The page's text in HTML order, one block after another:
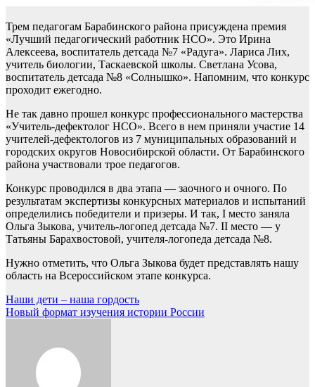
Трем педагогам Барабинского района присуждена премия
«Лучший педагогический работник НСО». Это Ирина
Алексеева, воспитатель детсада №7 «Радуга». Лариса Лих,
учитель биологии, Таскаевской школы. Светлана Усова,
воспитатель детсада №8 «Солнышко». Напомним, что конкурс
проходит ежегодно.
Не так давно прошел конкурс профессионального мастерства
«Учитель-дефектолог НСО». Всего в нем приняли участие 14
учителей-дефектологов из 7 муниципальных образований и
городских округов Новосибирской области. От Барабинского
района участвовали трое педагогов.
Конкурс проводился в два этапа — заочного и очного. По
результатам экспертизы конкурсных материалов и испытаний
определились победители и призеры. И так, I место заняла
Ольга Зыкова, учитель-логопед детсада №7. II место — у
Татьяны Барахвостовой, учителя-логопеда детсада №8.
Нужно отметить, что Ольга Зыкова будет представлять нашу
область на Всероссийском этапе конкурса.
Навигация
по
Наши дети – наша гордость
Новый формат изучения истории России